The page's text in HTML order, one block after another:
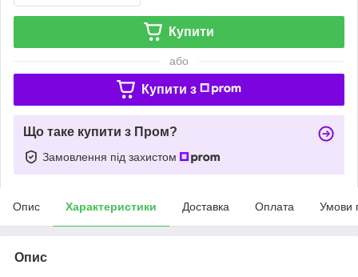
Купити
або
Купити з
Що таке купити з Пром?
Замовлення під захистом
Опис Характеристики Доставка Оплата Умови
Опис